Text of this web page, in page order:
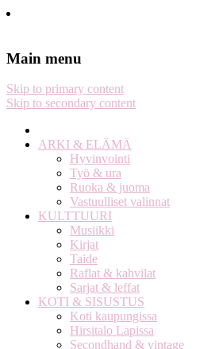
Notes on a life
Main menu
Skip to primary content
Skip to secondary content
ARKI & ELÄMÄ
Hyvinvointi
Työ & ura
Ruoka & juoma
Vastuulliset valinnat
KULTTUURI
Musiikki
Kirjat
Taide
Raflat & kahvilat
Sarjat & leffat
KOTI & SISUSTUS
Koti kaupungissa
Hirsitalo Lapissa
Secondhand & vintage